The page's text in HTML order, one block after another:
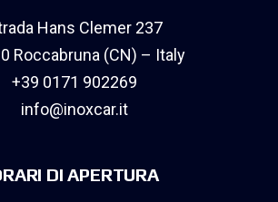
Hans Clemer 237
Roccabruna (CN) – Italy
+39 0171 902269
info@inoxcar.it
DI APERTURA